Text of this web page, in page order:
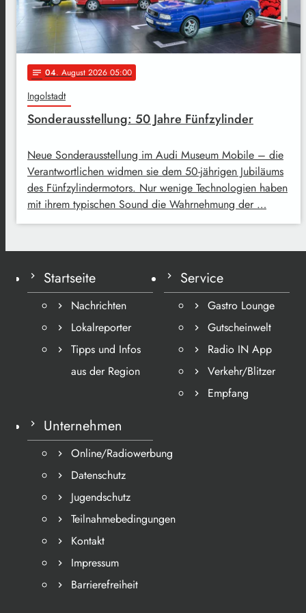
notes 04. August 2026 05:00
Ingolstadt
Sonderausstellung: 50 Jahre Fünfzylinder
Neue Sonderausstellung im Audi Museum Mobile – die
Verantwortlichen widmen sie dem 50-jährigen Jubiläums
des Fünfzylindermotors. Nur wenige Technologien haben
mit ihrem typischen Sound die Wahrnehmung der …
Startseite
Nachrichten
Lokalreporter
Tipps und Infos
aus der Region
Service
Gastro Lounge
Gutscheinwelt
Radio IN App
Verkehr/Blitzer
Empfang
Unternehmen
Online/Radiowerbung
Datenschutz
Jugendschutz
Teilnahmebedingungen
Kontakt
Impressum
Barrierefreiheit